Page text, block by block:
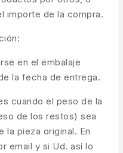
importe de la compra.
en el embalaje
la fecha de entrega.
cuando el peso de la
de los restos) sea
la pieza original. En
email y si Ud. así lo